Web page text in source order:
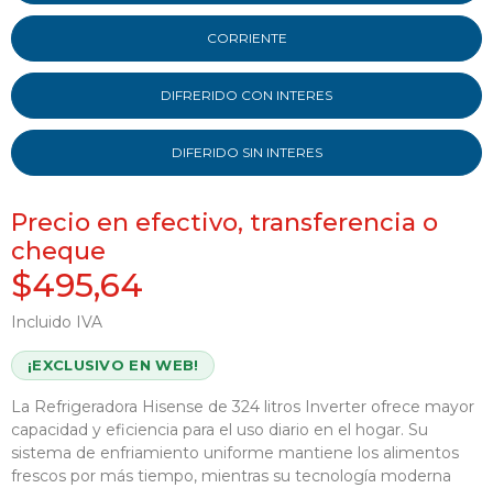
CORRIENTE
DIFRERIDO CON INTERES
DIFERIDO SIN INTERES
Precio en efectivo, transferencia o
cheque
$495,64
Incluido IVA
¡EXCLUSIVO EN WEB!
La Refrigeradora Hisense de 324 litros Inverter ofrece mayor
capacidad y eficiencia para el uso diario en el hogar. Su
sistema de enfriamiento uniforme mantiene los alimentos
frescos por más tiempo, mientras su tecnología moderna